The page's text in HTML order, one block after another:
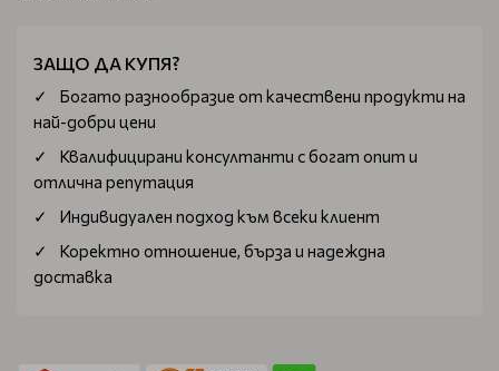
ЗАЩО ДА КУПЯ?
Богатo разнообразие от качествени продукти на
най-добри цени
Квалифицирани консултанти с богат опит и
отлична репутация
Индивидуален подход към всеки клиент
Коректно отношение, бърза и надеждна
доставка